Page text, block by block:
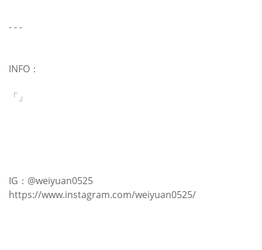
- - -
INFO：
「」
IG：@weiyuan0525
https://www.instagram.com/weiyuan0525/